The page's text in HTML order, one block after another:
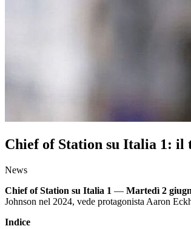
Chief of Station su Italia 1: il
News
Chief of Station su Italia 1 — Martedì 2
Johnson nel 2024, vede protagonista Aaron
Indice